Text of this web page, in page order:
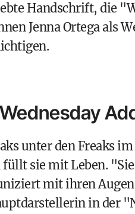
Handschrift, die
Jenna Ortega als
unter den Freaks
sie mit Leben.
mit ihren
in der